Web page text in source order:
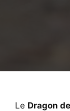
Le Dragon